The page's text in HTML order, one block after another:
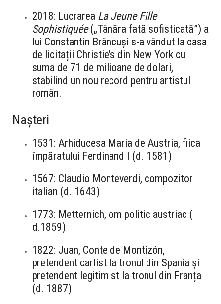
2018: Lucrarea La Jeune Fille
Sophistiquée(„Tânăra fată sofisticată”) a
lui Constantin Brâncuși s-a vândut la casa
de licitații Christie’s din New York cu
suma de 71 de milioane de dolari,
stabilind un nou record pentru artistul
român.
Nașteri
1531: Arhiducesa Maria de Austria, fiica
împăratului Ferdinand I (d. 1581)
1567: Claudio Monteverdi, compozitor
italian (d. 1643)
1773: Metternich, om politic austriac (
d.1859)
1822: Juan, Conte de Montizón,
pretendent carlist la tronul din Spania și
pretendent legitimist la tronul din Franța
(d. 1887)